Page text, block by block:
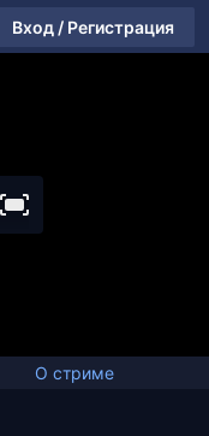
Вход / Регистрация
О стриме